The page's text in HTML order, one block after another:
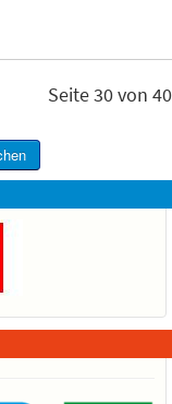
Seite 30 von 40